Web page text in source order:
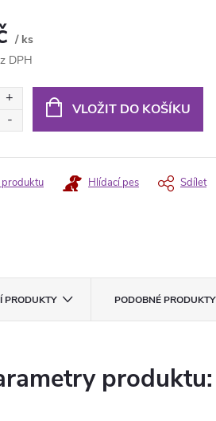
/ ks
DPH
VLOŽIT DO KOŠÍKU
Hlídací pes Sdílet
PRODUKTY PODOBNÉ PRODUKTY
produktu: